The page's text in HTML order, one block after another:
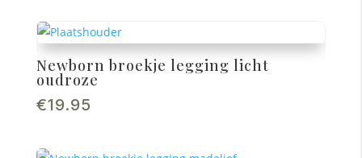
Newborn broekje legging licht
oudroze
€19.95